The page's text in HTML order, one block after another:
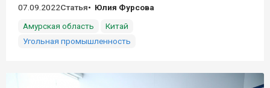
07.09.2022Статья
Юлия Фурсова
Амурская область
Китай
Угольная промышленность